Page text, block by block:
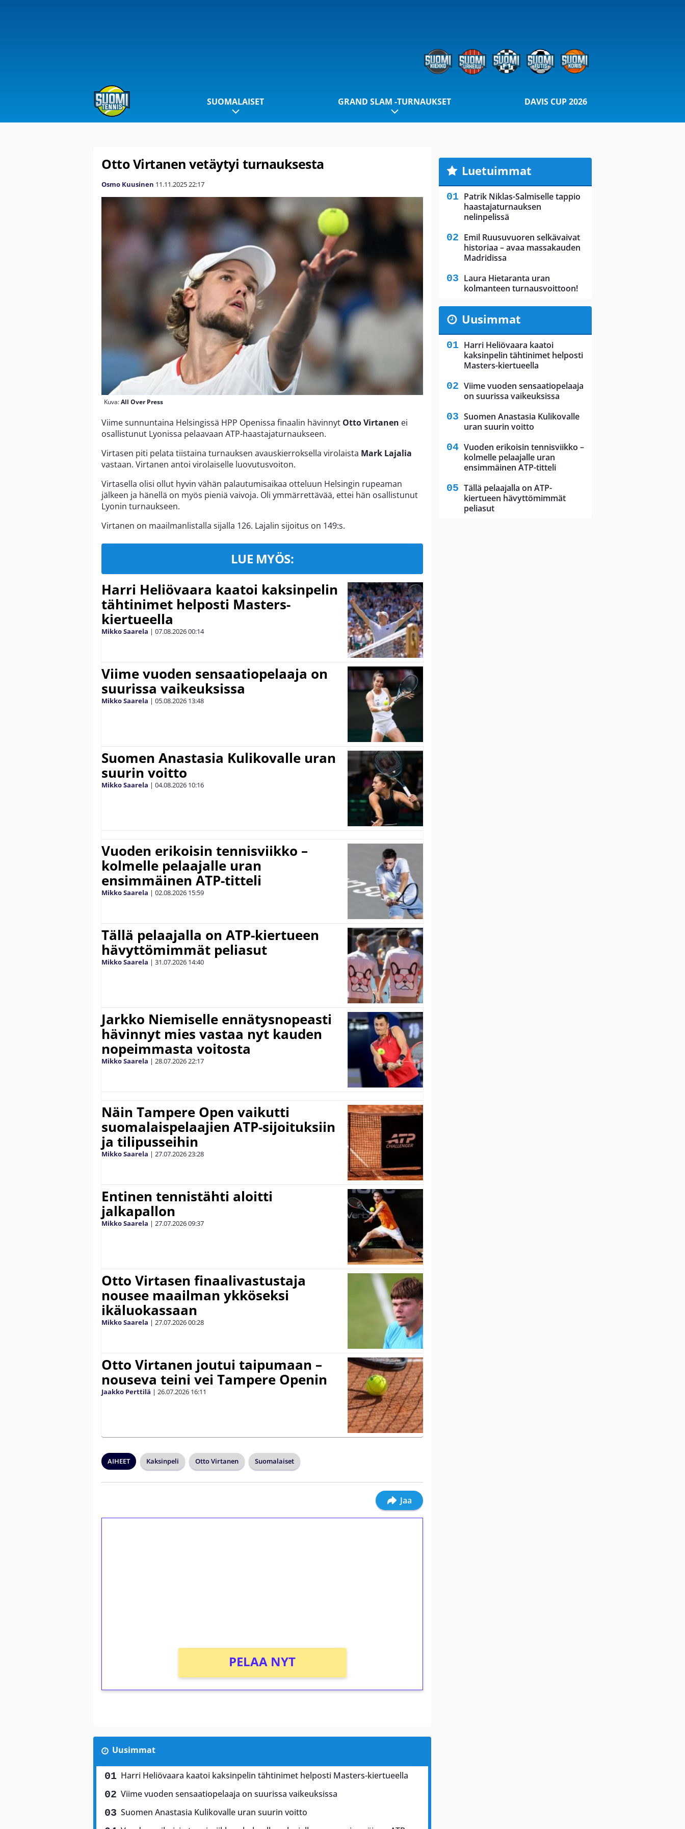
SUOMALAISET GRAND SLAM -TURNAUKSET DAVIS CUP 2026
Otto Virtanen vetäytyi turnauksesta
Osmo Kuusinen 11.11.202522:17
Kuva:All Over Press
Viime sunnuntaina Helsingissä HPP Openissa finaalin hävinnyt Otto Virtanen ei
osallistunut Lyonissa pelaavaan ATP-haastajaturnaukseen.
Virtasen piti pelata tiistaina turnauksen avauskierroksella virolaista Mark Lajalia
vastaan. Virtanen antoi virolaiselle luovutusvoiton.
Virtasella olisi ollut hyvin vähän palautumisaikaa otteluun Helsingin rupeaman
jälkeen ja hänellä on myös pieniä vaivoja. Oli ymmärrettävää, ettei hän osallistunut
Lyonin turnaukseen.
Virtanen on maailmanlistalla sijalla 126. Lajalin sijoitus on 149:s.
LUE MYÖS:
Harri Heliövaara kaatoi kaksinpelin
tähtinimet helposti Masters-
kiertueella
Mikko Saarela | 07.08.202600:14
Viime vuoden sensaatiopelaaja on
suurissa vaikeuksissa
Mikko Saarela | 05.08.2026 13:48
Suomen Anastasia Kulikovalle uran
suurin voitto
Mikko Saarela | 04.08.2026 10:16
Vuoden erikoisin tennisviikko –
kolmelle pelaajalle uran
ensimmäinen ATP-titteli
Mikko Saarela | 02.08.2026 15:59
Tällä pelaajalla on ATP-kiertueen
hävyttömimmät peliasut
Mikko Saarela | 31.07.2026 14:40
Jarkko Niemiselle ennätysnopeasti
hävinnyt mies vastaa nyt kauden
nopeimmasta voitosta
Mikko Saarela | 28.07.202622:17
Näin Tampere Open vaikutti
suomalaispelaajien ATP-sijoituksiin
ja tilipusseihin
Mikko Saarela | 27.07.202623:28
Entinen tennistähti aloitti
jalkapallon
Mikko Saarela | 27.07.202609:37
Otto Virtasen finaalivastustaja
nousee maailman ykköseksi
ikäluokassaan
Mikko Saarela | 27.07.202600:28
Otto Virtanen joutui taipumaan –
nouseva teini vei Tampere Openin
Jaakko Perttilä | 26.07.2026 16:11
AIHEET Kaksinpeli Otto Virtanen Suomalaiset
Jaa
PELAA NYT
Uusimmat
Harri Heliövaara kaatoi kaksinpelin tähtinimet helposti Masters-kiertueella
Viime vuoden sensaatiopelaaja on suurissa vaikeuksissa
Suomen Anastasia Kulikovalle uran suurin voitto
Luetuimmat
Patrik Niklas-Salmiselle tappio
haastajaturnauksen
nelinpelissä
Emil Ruusuvuoren selkävaivat
historiaa – avaa massakauden
Madridissa
Laura Hietaranta uran
kolmanteen turnausvoittoon!
Uusimmat
Harri Heliövaara kaatoi
kaksinpelin tähtinimet helposti
Masters-kiertueella
Viime vuoden sensaatiopelaaja
on suurissa vaikeuksissa
Suomen Anastasia Kulikovalle
uran suurin voitto
Vuoden erikoisin tennisviikko –
kolmelle pelaajalle uran
ensimmäinen ATP-titteli
Tällä pelaajalla on ATP-
kiertueen hävyttömimmät
peliasut